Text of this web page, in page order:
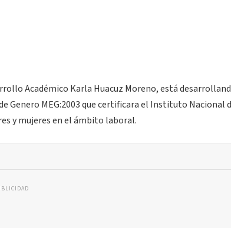
Académico Karla Huacuz Moreno, está
Genero MEG:2003 que certificara el Instituto Nacional
y mujeres en el ámbito laboral.